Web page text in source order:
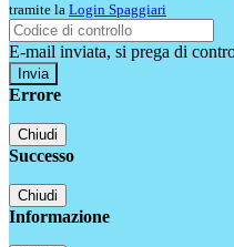
tramite la Login Spaggiari
E-mail inviata, si prega di
Errore
Chiudi
Successo
Chiudi
Informazione